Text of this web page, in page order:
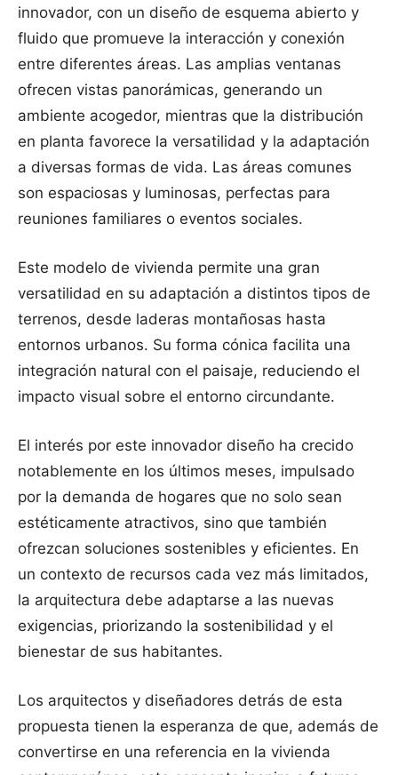
innovador, con un diseño de esquema abierto y
fluido que promueve la interacción y conexión
entre diferentes áreas. Las amplias ventanas
ofrecen vistas panorámicas, generando un
ambiente acogedor, mientras que la distribución
en planta favorece la versatilidad y la adaptación
a diversas formas de vida. Las áreas comunes
son espaciosas y luminosas, perfectas para
reuniones familiares o eventos sociales.
Este modelo de vivienda permite una gran
versatilidad en su adaptación a distintos tipos de
terrenos, desde laderas montañosas hasta
entornos urbanos. Su forma cónica facilita una
integración natural con el paisaje, reduciendo el
impacto visual sobre el entorno circundante.
El interés por este innovador diseño ha crecido
notablemente en los últimos meses, impulsado
por la demanda de hogares que no solo sean
estéticamente atractivos, sino que también
ofrezcan soluciones sostenibles y eficientes. En
un contexto de recursos cada vez más limitados,
la arquitectura debe adaptarse a las nuevas
exigencias, priorizando la sostenibilidad y el
bienestar de sus habitantes.
Los arquitectos y diseñadores detrás de esta
propuesta tienen la esperanza de que, además de
convertirse en una referencia en la vivienda